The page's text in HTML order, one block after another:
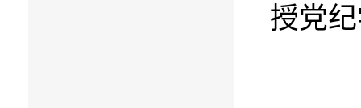
授党